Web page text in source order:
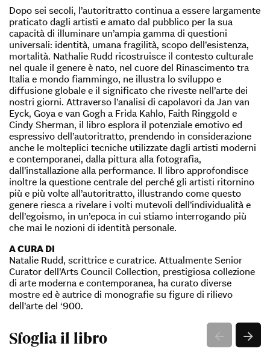
Dopo sei secoli, l’autoritratto continua a essere largamente
praticato dagli artisti e amato dal pubblico per la sua
capacità di illuminare un’ampia gamma di questioni
universali: identità, umana fragilità, scopo dell’esistenza,
mortalità. Nathalie Rudd ricostruisce il contesto culturale
nel quale il genere è nato, nel cuore del Rinascimento tra
Italia e mondo fiammingo, ne illustra lo sviluppo e
diffusione globale e il significato che riveste nell’arte dei
nostri giorni. Attraverso l’analisi di capolavori da Jan van
Eyck, Goya e van Gogh a Frida Kahlo, Faith Ringgold e
Cindy Sherman, il libro esplora il potenziale emotivo ed
espressivo dell’autoritratto, prendendo in considerazione
anche le molteplici tecniche utilizzate dagli artisti moderni
e contemporanei, dalla pittura alla fotografia,
dall’installazione alla performance. Il libro approfondisce
inoltre la questione centrale del perché gli artisti ritornino
più e più volte all’autoritratto, illustrando come questo
genere riesca a rivelare i volti mutevoli dell’individualità e
dell’egoismo, in un’epoca in cui stiamo interrogando più
che mai le nozioni di identità personale.
A CURA DI
Natalie Rudd, scrittrice e curatrice. Attualmente Senior
Curator dell’Arts Council Collection, prestigiosa collezione
di arte moderna e contemporanea, ha curato diverse
mostre ed è autrice di monografie su figure di rilievo
dell’arte del ‘900.
Sfoglia il libro